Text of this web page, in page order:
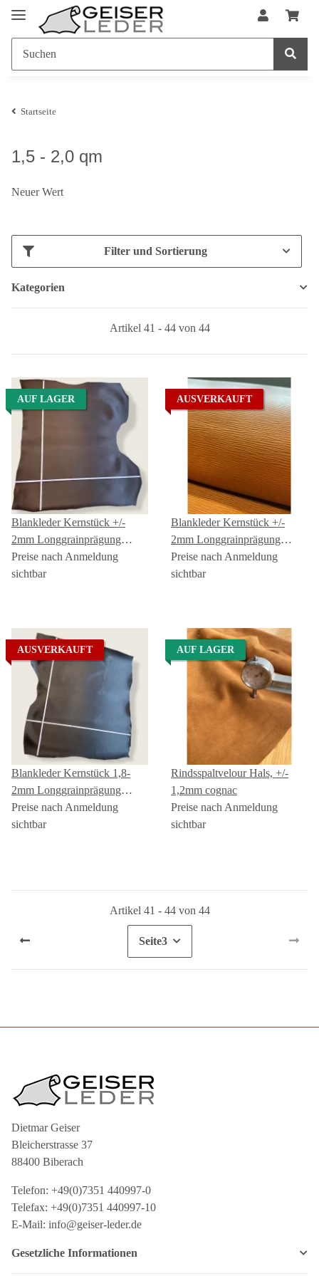
Startseite
1,5 - 2,0 qm
Neuer Wert
Filter und Sortierung
Kategorien
Artikel 41 - 44 von 44
AUF LAGER
Blankleder Kernstück +/-
2mm Longgrainprägung
dunkelbraun
Preise nach Anmeldung
sichtbar
AUSVERKAUFT
Blankleder Kernstück +/-
2mm Longgrainprägung
cognac
Preise nach Anmeldung
sichtbar
AUSVERKAUFT
Blankleder Kernstück 1,8-
2mm Longgrainprägung
schwarz
Preise nach Anmeldung
sichtbar
AUF LAGER
Rindsspaltvelour Hals, +/-
1,2mm cognac
Preise nach Anmeldung
sichtbar
Artikel 41 - 44 von 44
Seite3
Dietmar Geiser
Bleicherstrasse 37
88400 Biberach
Telefon: +49(0)7351 440997-0
Telefax: +49(0)7351 440997-10
E-Mail: info@geiser-leder.de
Gesetzliche Informationen